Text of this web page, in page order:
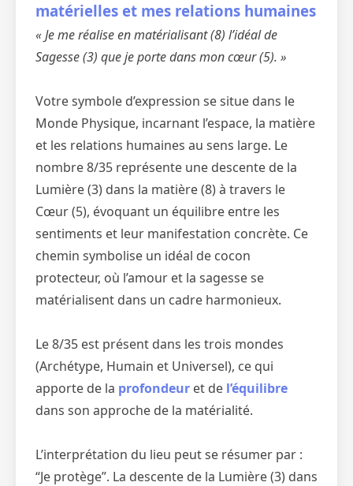
matérielles et mes relations humaines
« Je me réalise en matérialisant (8) l’idéal de
Sagesse (3) que je porte dans mon cœur (5). »
Votre symbole d’expression se situe dans le
Monde Physique, incarnant l’espace, la matière
et les relations humaines au sens large. Le
nombre 8/35 représente une descente de la
Lumière (3) dans la matière (8) à travers le
Cœur (5), évoquant un équilibre entre les
sentiments et leur manifestation concrète. Ce
chemin symbolise un idéal de cocon
protecteur, où l’amour et la sagesse se
matérialisent dans un cadre harmonieux.
Le 8/35 est présent dans les trois mondes
(Archétype, Humain et Universel), ce qui
apporte de la profondeur et de l’équilibre
dans son approche de la matérialité.
L’interprétation du lieu peut se résumer par :
“Je protège”. La descente de la Lumière (3) dans